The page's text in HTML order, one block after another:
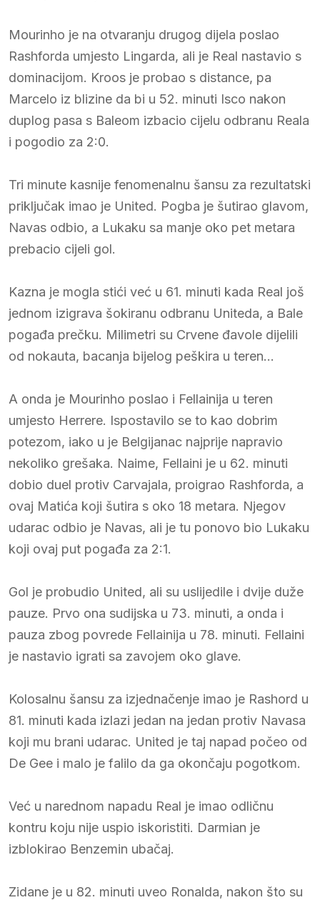
Mourinho je na otvaranju drugog dijela poslao
Rashforda umjesto Lingarda, ali je Real nastavio s
dominacijom. Kroos je probao s distance, pa
Marcelo iz blizine da bi u 52. minuti Isco nakon
duplog pasa s Baleom izbacio cijelu odbranu Reala
i pogodio za 2:0.
Tri minute kasnije fenomenalnu šansu za rezultatski
priključak imao je United. Pogba je šutirao glavom,
Navas odbio, a Lukaku sa manje oko pet metara
prebacio cijeli gol.
Kazna je mogla stići već u 61. minuti kada Real još
jednom izigrava šokiranu odbranu Uniteda, a Bale
pogađa prečku. Milimetri su Crvene đavole dijelili
od nokauta, bacanja bijelog peškira u teren…
A onda je Mourinho poslao i Fellainija u teren
umjesto Herrere. Ispostavilo se to kao dobrim
potezom, iako u je Belgijanac najprije napravio
nekoliko grešaka. Naime, Fellaini je u 62. minuti
dobio duel protiv Carvajala, proigrao Rashforda, a
ovaj Matića koji šutira s oko 18 metara. Njegov
udarac odbio je Navas, ali je tu ponovo bio Lukaku
koji ovaj put pogađa za 2:1.
Gol je probudio United, ali su uslijedile i dvije duže
pauze. Prvo ona sudijska u 73. minuti, a onda i
pauza zbog povrede Fellainija u 78. minuti. Fellaini
je nastavio igrati sa zavojem oko glave.
Kolosalnu šansu za izjednačenje imao je Rashord u
81. minuti kada izlazi jedan na jedan protiv Navasa
koji mu brani udarac. United je taj napad počeo od
De Gee i malo je falilo da ga okončaju pogotkom.
Već u narednom napadu Real je imao odličnu
kontru koju nije uspio iskoristiti. Darmian je
izblokirao Benzemin ubačaj.
Zidane je u 82. minuti uveo Ronalda, nakon što su